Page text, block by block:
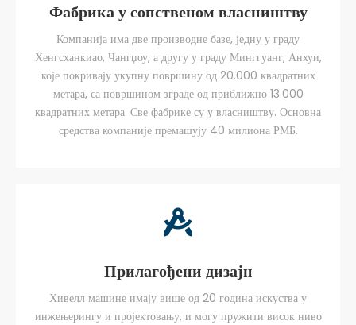
Фабрика у сопственом власништву
Компанија има две производне базе, једну у граду
Хенгсханкиао, Чангџоу, а другу у граду Минггуанг, Анхуи,
које покривају укупну површину од 20.000 квадратних
метара, са површином зграде од приближно 13.000
квадратних метара. Све фабрике су у власништву. Основна
средства компаније премашују 40 милиона РМБ.
Прилагођени дизајн
Хивелл машине имају више од 20 година искуства у
инжењерингу и пројектовању, и могу пружити висок ниво